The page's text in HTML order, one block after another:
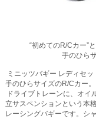
“初めてのR/Cカー”
手のひら
ミニッツバギー レディセ
手のひらサイズのR/Cカー
ドライブトレーンに、オイ
立サスペンションという本
レーシングバギーです。シ